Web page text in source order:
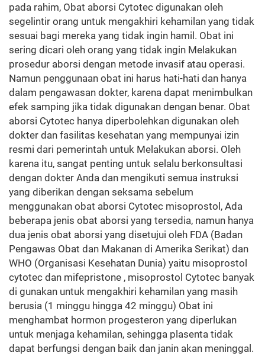
pada rahim, Obat aborsi Cytotec digunakan oleh
segelintir orang untuk mengakhiri kehamilan yang tidak
sesuai bagi mereka yang tidak ingin hamil. Obat ini
sering dicari oleh orang yang tidak ingin Melakukan
prosedur aborsi dengan metode invasif atau operasi.
Namun penggunaan obat ini harus hati-hati dan hanya
dalam pengawasan dokter, karena dapat menimbulkan
efek samping jika tidak digunakan dengan benar. Obat
aborsi Cytotec hanya diperbolehkan digunakan oleh
dokter dan fasilitas kesehatan yang mempunyai izin
resmi dari pemerintah untuk Melakukan aborsi. Oleh
karena itu, sangat penting untuk selalu berkonsultasi
dengan dokter Anda dan mengikuti semua instruksi
yang diberikan dengan seksama sebelum
menggunakan obat aborsi Cytotec misoprostol, Ada
beberapa jenis obat aborsi yang tersedia, namun hanya
dua jenis obat aborsi yang disetujui oleh FDA (Badan
Pengawas Obat dan Makanan di Amerika Serikat) dan
WHO (Organisasi Kesehatan Dunia) yaitu misoprostol
cytotec dan mifepristone , misoprostol Cytotec banyak
di gunakan untuk mengakhiri kehamilan yang masih
berusia (1 minggu hingga 42 minggu) Obat ini
menghambat hormon progesteron yang diperlukan
untuk menjaga kehamilan, sehingga plasenta tidak
dapat berfungsi dengan baik dan janin akan meninggal.